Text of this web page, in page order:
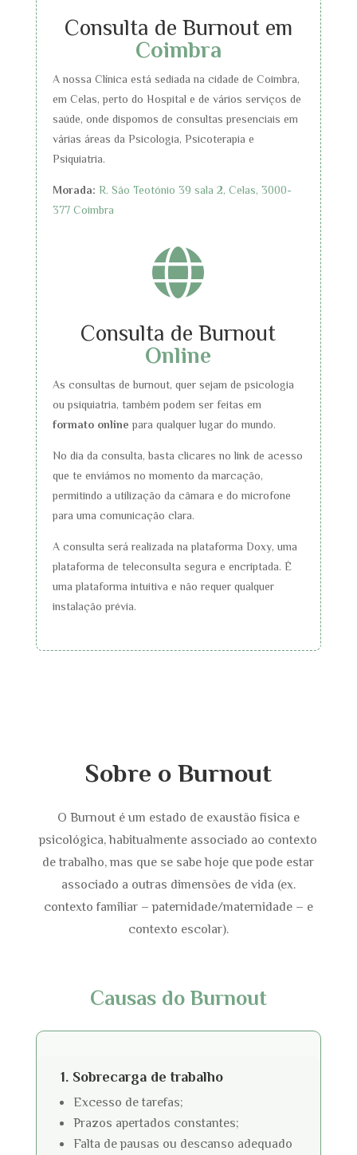
Consulta de Burnout em
Coimbra
A nossa Clínica está sediada na cidade de Coimbra,
em Celas, perto do Hospital e de vários serviços de
saúde, onde dispomos de consultas presenciais em
várias áreas da Psicologia, Psicoterapia e
Psiquiatria.
Morada: R. São Teotónio 39 sala 2, Celas, 3000-
377 Coimbra

Consulta de Burnout
Online
As consultas de burnout, quer sejam de psicologia
ou psiquiatria, também podem ser feitas em
formato onlinepara qualquer lugar do mundo.
No dia da consulta, basta clicares no link de acesso
que te enviámos no momento da marcação,
permitindo a utilização da câmara e do microfone
para uma comunicação clara.
A consulta será realizada na plataforma Doxy, uma
plataforma de teleconsulta segura e encriptada. É
uma plataforma intuitiva e não requer qualquer
instalação prévia.
Sobre o Burnout
O Burnout é um estado de exaustão física e
psicológica, habitualmente associado ao contexto
de trabalho, mas que se sabe hoje que pode estar
associado a outras dimensões de vida (ex.
contexto familiar – paternidade/maternidade – e
contexto escolar).
Causas do Burnout
1. Sobrecarga de trabalho
Excesso de tarefas;
Prazos apertados constantes;
Falta de pausas ou descanso adequado